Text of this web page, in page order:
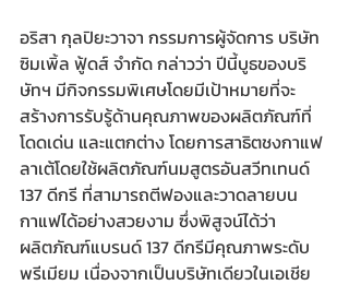
อริสา กุลปิยะวาจา กรรมการผู้จัดการ บริษัท
ซิมเพิ้ล ฟู้ดส์ จำกัด กล่าวว่า ปีนี้บูธของบริ
ษัทฯ มีกิจกรรมพิเศษโดยมีเป้าหมายที่จะ
สร้างการรับรู้ด้านคุณภาพของผลิตภัณฑ์ที่
โดดเด่น และแตกต่าง โดยการสาธิตชงกาแฟ
ลาเต้โดยใช้ผลิตภัณฑ์นมสูตรอันสวีทเทนด์
137 ดีกรี ที่สามารถตีฟองและวาดลายบน
กาแฟได้อย่างสวยงาม ซึ่งพิสูจน์ได้ว่า
ผลิตภัณฑ์แบรนด์ 137 ดีกรีมีคุณภาพระดับ
พรีเมียม เนื่องจากเป็นบริษัทเดียวในเอเชีย